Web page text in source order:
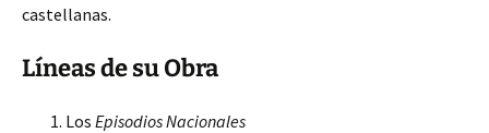
castellanas.
Líneas de su Obra
Los Episodios Nacionales